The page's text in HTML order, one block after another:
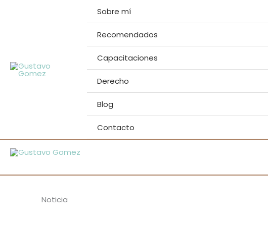
Sobre mí
Recomendados
Capacitaciones
Derecho
Blog
Contacto
Noticia